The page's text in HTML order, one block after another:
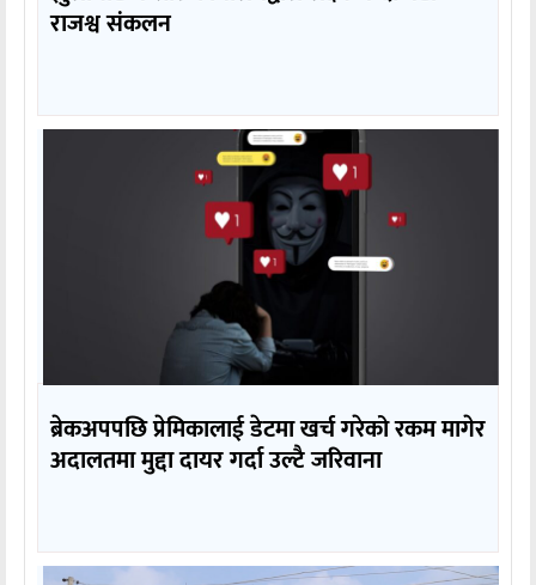
राजश्व संकलन
ब्रेकअपपछि प्रेमिकालाई डेटमा खर्च गरेको रकम मागेर
अदालतमा मुद्दा दायर गर्दा उल्टै जरिवाना